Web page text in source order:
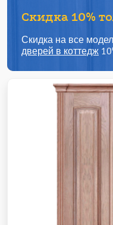
Скидка 10%
Скидка на все
дверей в коттедж